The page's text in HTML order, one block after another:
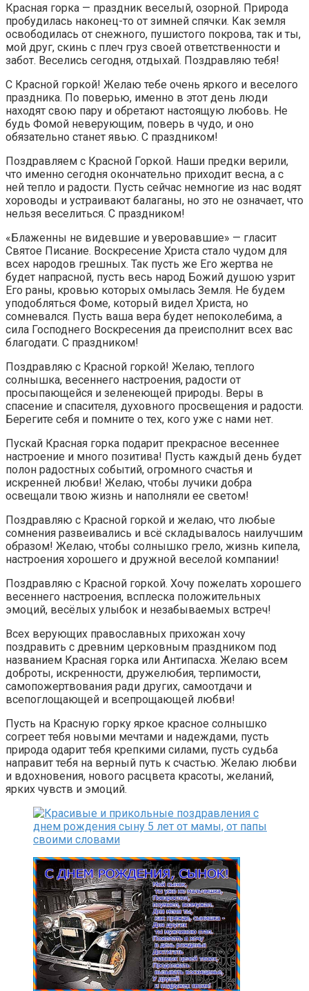
Красная горка — праздник веселый, озорной. Природа
пробудилась наконец-то от зимней спячки. Как земля
освободилась от снежного, пушистого покрова, так и ты,
мой друг, скинь с плеч груз своей ответственности и
забот. Веселись сегодня, отдыхай. Поздравляю тебя!
С Красной горкой! Желаю тебе очень яркого и веселого
праздника. По поверью, именно в этот день люди
находят свою пару и обретают настоящую любовь. Не
будь Фомой неверующим, поверь в чудо, и оно
обязательно станет явью. С праздником!
Поздравляем с Красной Горкой. Наши предки верили,
что именно сегодня окончательно приходит весна, а с
ней тепло и радости. Пусть сейчас немногие из нас водят
хороводы и устраивают балаганы, но это не означает, что
нельзя веселиться. С праздником!
«Блаженны не видевшие и уверовавшие» — гласит
Святое Писание. Воскресение Христа стало чудом для
всех народов грешных. Так пусть же Его жертва не
будет напрасной, пусть весь народ Божий душою узрит
Его раны, кровью которых омылась Земля. Не будем
уподобляться Фоме, который видел Христа, но
сомневался. Пусть ваша вера будет непоколебима, а
сила Господнего Воскресения да преисполнит всех вас
благодати. С праздником!
Поздравляю с Красной горкой! Желаю, теплого
солнышка, весеннего настроения, радости от
просыпающейся и зеленеющей природы. Веры в
спасение и спасителя, духовного просвещения и радости.
Берегите себя и помните о тех, кого уже с нами нет.
Пускай Красная горка подарит прекрасное весеннее
настроение и много позитива! Пусть каждый день будет
полон радостных событий, огромного счастья и
искренней любви! Желаю, чтобы лучики добра
освещали твою жизнь и наполняли ее светом!
Поздравляю с Красной горкой и желаю, что любые
сомнения развеивались и всё складывалось наилучшим
образом! Желаю, чтобы солнышко грело, жизнь кипела,
настроения хорошего и дружной веселой компании!
Поздравляю с Красной горкой. Хочу пожелать хорошего
весеннего настроения, всплеска положительных
эмоций, весёлых улыбок и незабываемых встреч!
Всех верующих православных прихожан хочу
поздравить с древним церковным праздником под
названием Красная горка или Антипасха. Желаю всем
доброты, искренности, дружелюбия, терпимости,
самопожертвования ради других, самоотдачи и
всепоглощающей и всепрощающей любви!
Пусть на Красную горку яркое красное солнышко
согреет тебя новыми мечтами и надеждами, пусть
природа одарит тебя крепкими силами, пусть судьба
направит тебя на верный путь к счастью. Желаю любви
и вдохновения, нового расцвета красоты, желаний,
ярких чувств и эмоций.